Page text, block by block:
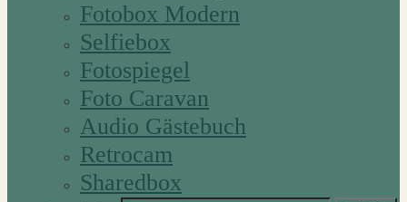
Fotobox Modern
Selfiebox
Fotospiegel
Foto Caravan
Audio Gästebuch
Retrocam
Sharedbox